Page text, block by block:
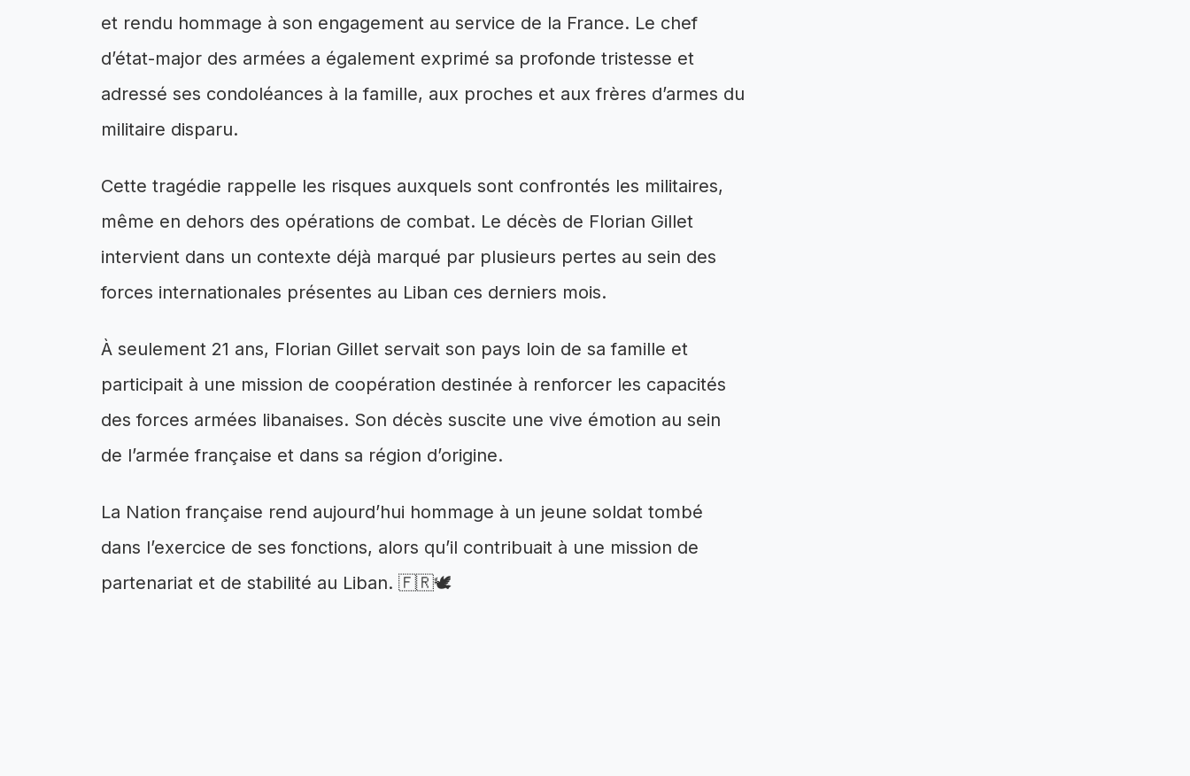
et rendu hommage à son engagement au service de la France. Le chef
d’état-major des armées a également exprimé sa profonde tristesse et
adressé ses condoléances à la famille, aux proches et aux frères d’armes du
militaire disparu.
Cette tragédie rappelle les risques auxquels sont confrontés les militaires,
même en dehors des opérations de combat. Le décès de Florian Gillet
intervient dans un contexte déjà marqué par plusieurs pertes au sein des
forces internationales présentes au Liban ces derniers mois.
À seulement 21 ans, Florian Gillet servait son pays loin de sa famille et
participait à une mission de coopération destinée à renforcer les capacités
des forces armées libanaises. Son décès suscite une vive émotion au sein
de l’armée française et dans sa région d’origine.
La Nation française rend aujourd’hui hommage à un jeune soldat tombé
dans l’exercice de ses fonctions, alors qu’il contribuait à une mission de
partenariat et de stabilité au Liban. 🇫🇷🕊️